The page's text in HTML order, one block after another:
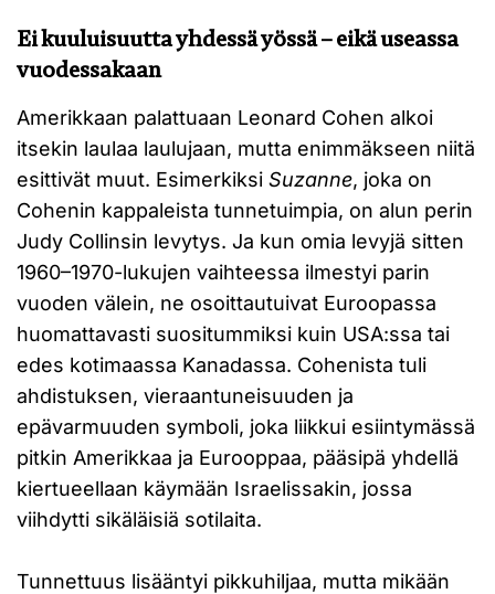
Ei kuuluisuutta yhdessä yössä – eikä useassa
vuodessakaan
Amerikkaan palattuaan Leonard Cohen alkoi
itsekin laulaa laulujaan, mutta enimmäkseen niitä
esittivät muut. Esimerkiksi Suzanne, joka on
Cohenin kappaleista tunnetuimpia, on alun perin
Judy Collinsin levytys. Ja kun omia levyjä sitten
1960–1970-lukujen vaihteessa ilmestyi parin
vuoden välein, ne osoittautuivat Euroopassa
huomattavasti suositummiksi kuin USA:ssa tai
edes kotimaassa Kanadassa. Cohenista tuli
ahdistuksen, vieraantuneisuuden ja
epävarmuuden symboli, joka liikkui esiintymässä
pitkin Amerikkaa ja Eurooppaa, pääsipä yhdellä
kiertueellaan käymään Israelissakin, jossa
viihdytti sikäläisiä sotilaita.
Tunnettuus lisääntyi pikkuhiljaa, mutta mikään